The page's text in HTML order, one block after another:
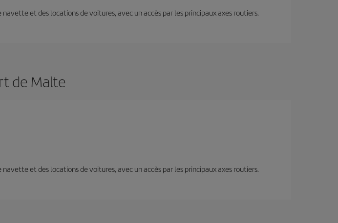
et des locations de voitures, avec un accès par les principaux axes routiers.
de Malte
et des locations de voitures, avec un accès par les principaux axes routiers.